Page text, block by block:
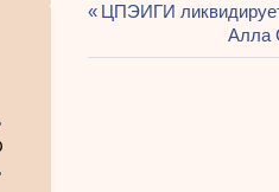
Навигация
Предыдущая
ЦПЭИГИ
Алла